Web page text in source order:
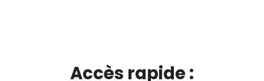
Accès rapide :